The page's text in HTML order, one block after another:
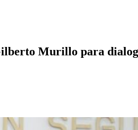
Murillo para